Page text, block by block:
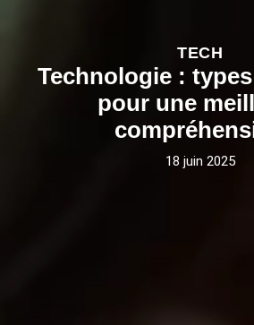
TECH
Technologie :
pour une
18 juin 2025